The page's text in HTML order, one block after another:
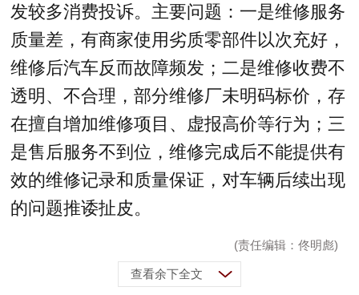
发较多消费投诉。主要问题：一是维修服务
质量差，有商家使用劣质零部件以次充好，
维修后汽车反而故障频发；二是维修收费不
透明、不合理，部分维修厂未明码标价，存
在擅自增加维修项目、虚报高价等行为；三
是售后服务不到位，维修完成后不能提供有
效的维修记录和质量保证，对车辆后续出现
的问题推诿扯皮。
(责任编辑：佟明彪)
查看余下全文